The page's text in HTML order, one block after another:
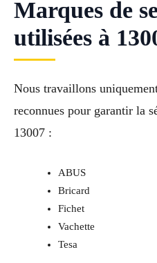
Marques de
utilisées à
Nous travaillons
reconnues pour garantir la
13007 :
ABUS
Bricard
Fichet
Vachette
Tesa